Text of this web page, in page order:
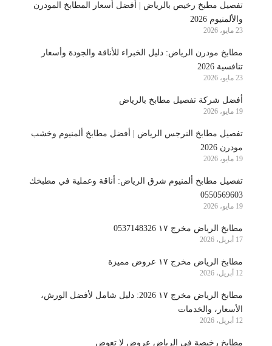
تفصيل مطبخ رخيص بالرياض | أفضل أسعار المطابخ المودرن
والألمنيوم 2026
23 مايو، 2026
مطابخ مودرن الرياض: دليل الخبراء للأناقة والجودة وأسعار
تنافسية 2026
23 مايو، 2026
أفضل شركة تفصيل مطابخ بالرياض
19 مايو، 2026
تفصيل مطابخ النرجس الرياض | أفضل مطابخ ألمنيوم وخشب
مودرن 2026
19 مايو، 2026
تفصيل مطابخ ألمنيوم شرق الرياض: أناقة وعملية في مطبخك
0550569603
19 مايو، 2026
مطابخ الرياض مخرج ١٧ 0537148326
17 أبريل، 2026
مطابخ الرياض مخرج ١٧ عروض مميزة
12 أبريل، 2026
مطابخ الرياض مخرج ١٧ 2026: دليل شامل لأفضل الورش،
الأسعار، والخدمات
12 أبريل، 2026
مطابخ رخيصة في الرياض عروض لا تعوض